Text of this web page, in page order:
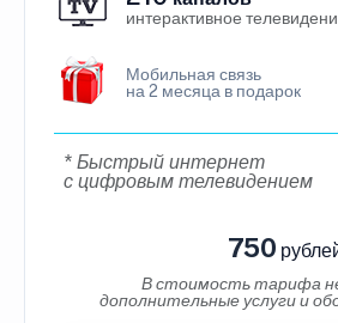
интерактивное
Мобильная связь
на 2 месяца в подарок
* Быстрый интернет
с цифровым телевидением
750
В стоимость тарифа
дополнительные услуги и